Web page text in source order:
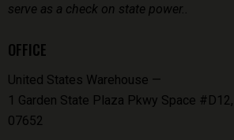
serve as a check on state power..
OFFICE
United States Warehouse —
1 Garden State Plaza Pkwy Space
07652